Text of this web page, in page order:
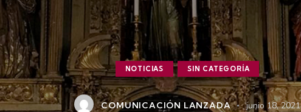
NOTICIAS SIN CATEGORÍA
COMUNICACIÓN LANZADA junio 18, 2021